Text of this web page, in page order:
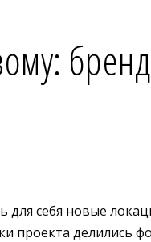
себя новые
проекта